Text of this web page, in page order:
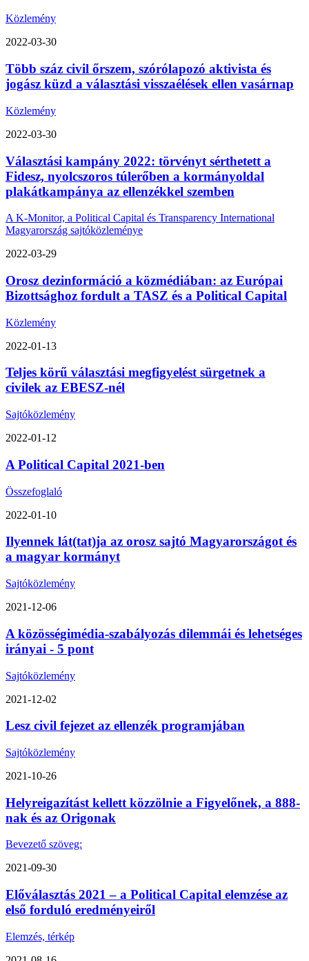
Közlemény
2022-03-30
Több száz civil őrszem, szórólapozó aktivista és
jogász küzd a választási visszaélések ellen vasárnap
Közlemény
2022-03-30
Választási kampány 2022: törvényt sérthetett a
Fidesz, nyolcszoros túlerőben a kormányoldal
plakátkampánya az ellenzékkel szemben
A K-Monitor, a Political Capital és Transparency International
Magyarország sajtóközleménye
2022-03-29
Orosz dezinformáció a közmédiában: az Európai
Bizottsághoz fordult a TASZ és a Political Capital
Közlemény
2022-01-13
Teljes körű választási megfigyelést sürgetnek a
civilek az EBESZ-nél
Sajtóközlemény
2022-01-12
A Political Capital 2021-ben
Összefoglaló
2022-01-10
Ilyennek lát(tat)ja az orosz sajtó Magyarországot és
a magyar kormányt
Sajtóközlemény
2021-12-06
A közösségimédia-szabályozás dilemmái és lehetséges
irányai - 5 pont
Sajtóközlemény
2021-12-02
Lesz civil fejezet az ellenzék programjában
Sajtóközlemény
2021-10-26
Helyreigazítást kellett közzölnie a Figyelőnek, a 888-
nak és az Origonak
Bevezető szöveg:
2021-09-30
Előválasztás 2021 – a Political Capital elemzése az
első forduló eredményeiről
Elemzés, térkép